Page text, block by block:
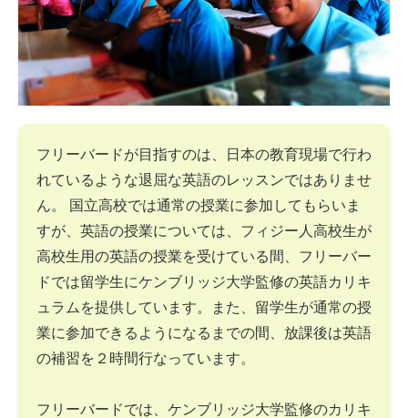
フリーバードが目指すのは、日本の教育現場で行わ
れているような退屈な英語のレッスンではありませ
ん。 国立高校では通常の授業に参加してもらいま
すが、英語の授業については、フィジー人高校生が
高校生用の英語の授業を受けている間、フリーバー
ドでは留学生にケンブリッジ大学監修の英語カリキ
ュラムを提供しています。また、留学生が通常の授
業に参加できるようになるまでの間、放課後は英語
の補習を２時間行なっています。
フリーバードでは、ケンブリッジ大学監修のカリキ